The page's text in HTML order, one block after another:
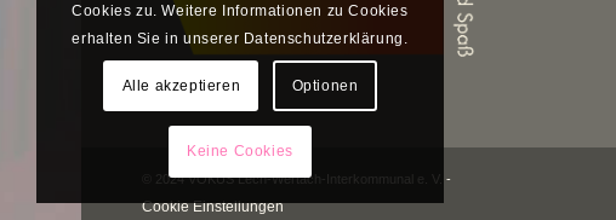
© 2024 VOKUS Lech-Wertach-Interkommunal e. V. -
Cookie Einstellungen
Cookies zu. Weitere Informationen zu Cookies
erhalten Sie in unserer Datenschutzerklärung.
Alle akzeptieren Optionen
Keine Cookies